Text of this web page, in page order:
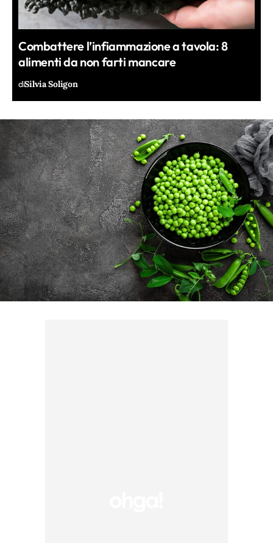
Combattere l’infiammazione a tavola: 8
alimenti da non farti mancare
diSilvia Soligon